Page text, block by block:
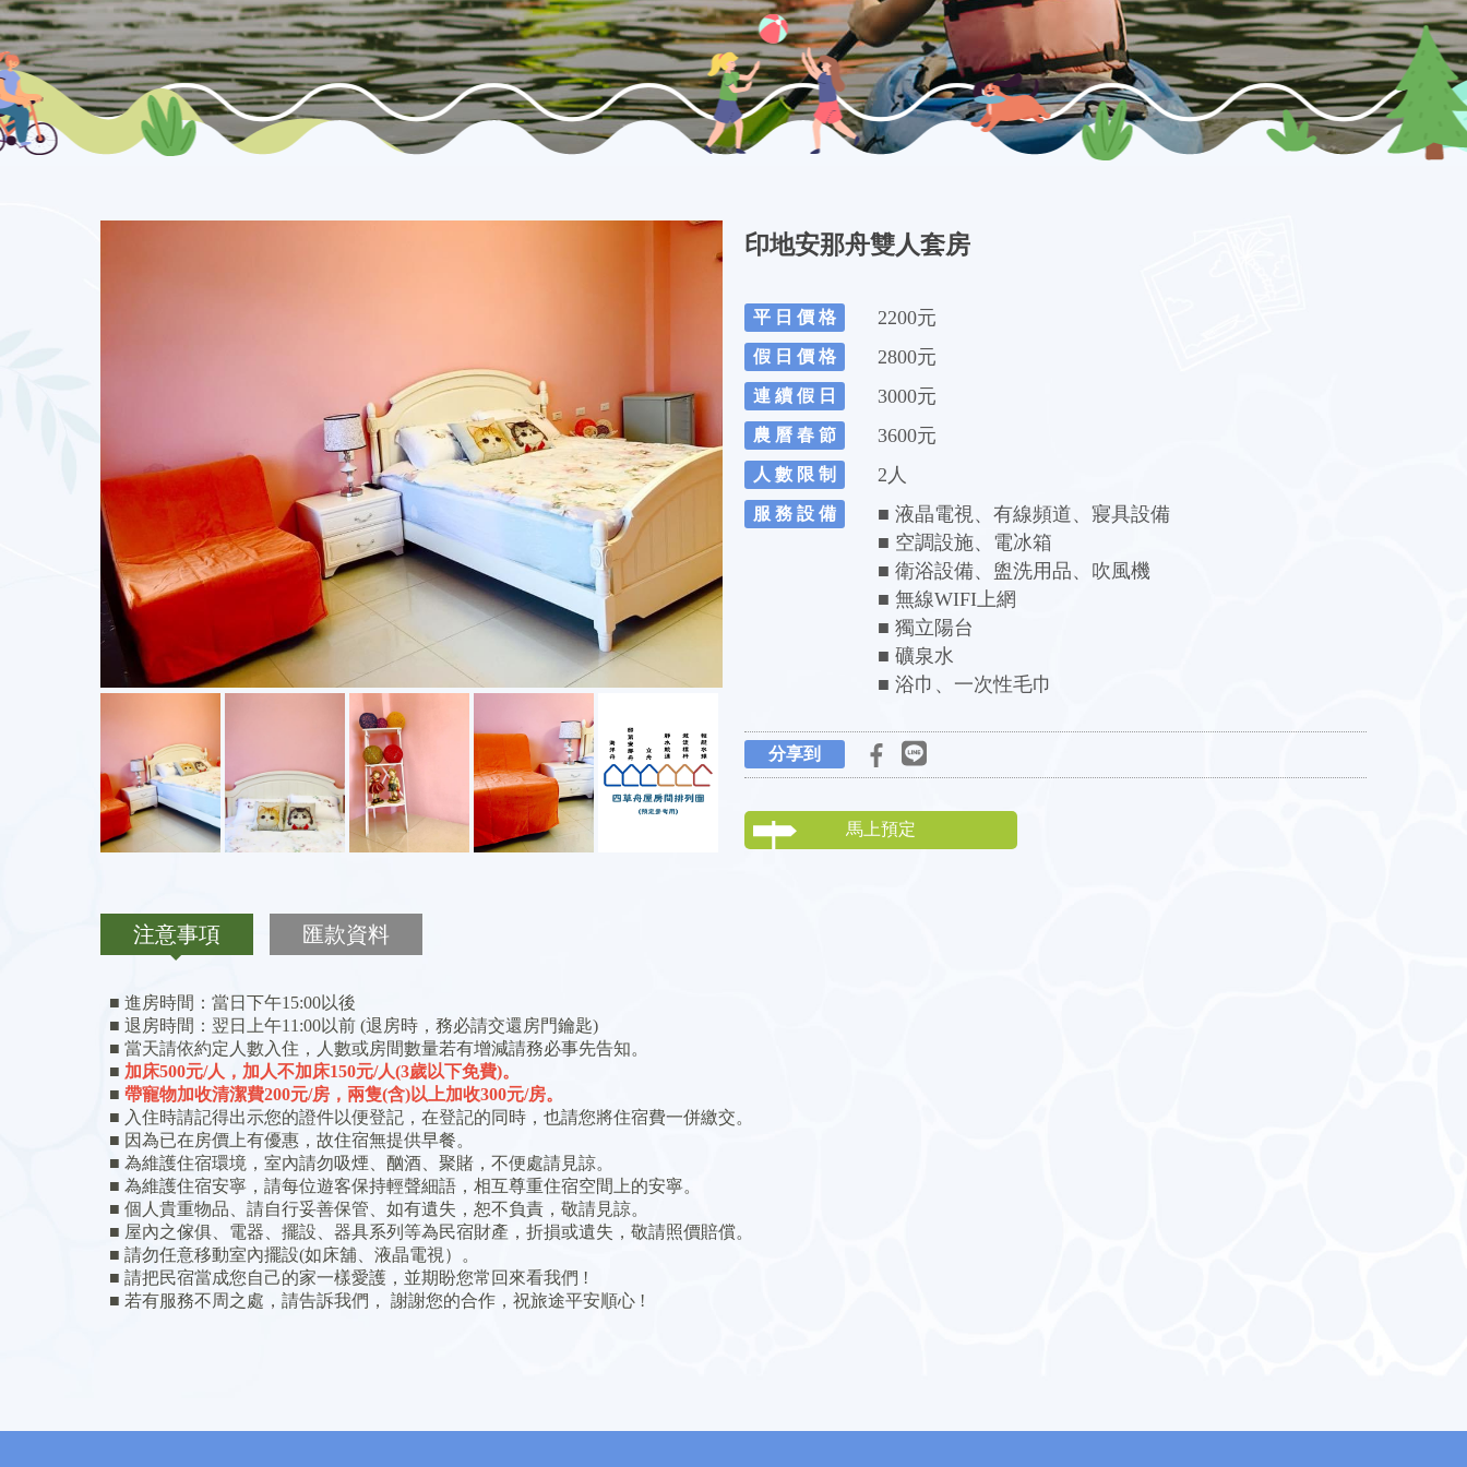
印地安那舟雙人套房
平 日 價 格 2200元
假 日 價 格 2800元
連 續 假 日 3000元
農 曆 春 節 3600元
人 數 限 制 2人
服 務 設 備
■ 液晶電視、有線頻道、寢具設備
■ 空調設施、電冰箱
■ 衛浴設備、盥洗用品、吹風機
■ 無線WIFI上網
■ 獨立陽台
■ 礦泉水
■ 浴巾、一次性毛巾
分享到
馬上預定
注意事項 匯款資料
■ 進房時間：當日下午15:00以後
■ 退房時間：翌日上午11:00以前 (退房時，務必請交還房門鑰匙)
■ 當天請依約定人數入住，人數或房間數量若有增減請務必事先告知。
■ 加床500元/人，加人不加床150元/人(3歲以下免費)。
■ 帶寵物加收清潔費200元/房，兩隻(含)以上加收300元/房。
■ 入住時請記得出示您的證件以便登記，在登記的同時，也請您將住宿費一併繳交。
​■ 因為已在房價上有優惠，故住宿無提供早餐。
■ 為維護住宿環境，室內請勿吸煙、酗酒、聚賭，不便處請見諒。
■ 為維護住宿安寧，請每位遊客保持輕聲細語，相互尊重住宿空間上的安寧。
■ 個人貴重物品、請自行妥善保管、如有遺失，恕不負責，敬請見諒。
■ 屋內之傢俱、電器、擺設、器具系列等為民宿財產，折損或遺失，敬請照價賠償。
■ 請勿任意移動室內擺設(如床舖、液晶電視）。
■ 請把民宿當成您自己的家一樣愛護，並期盼您常回來看我們 !
■ 若有服務不周之處，請告訴我們， 謝謝您的合作，祝旅途平安順心 !